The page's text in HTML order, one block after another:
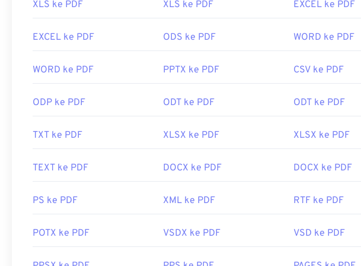
Kebanyakan peramban web, seperti Chrome dan Firefox, dapat membuka
tetapi cukup praktis jika ada yang terbuka otomatis saat Anda mengeklik
yang lebih. Keduanya gratis.
Rilis Awal:15 Juni 1993
https://acrobat.adobe.com/us/en/mengapa-adobe/tentang-adobe-pdf.html
XLS ke PDF XLS ke PDF EXCEL ke PDF
EXCEL ke PDF ODS ke PDF WORD ke PDF
WORD ke PDF PPTX ke PDF CSV ke PDF
ODP ke PDF ODT ke PDF ODT ke PDF
TXT ke PDF XLSX ke PDF XLSX ke PDF
TEXT ke PDF DOCX ke PDF DOCX ke PDF
PS ke PDF XML ke PDF RTF ke PDF
POTX ke PDF VSDX ke PDF VSD ke PDF